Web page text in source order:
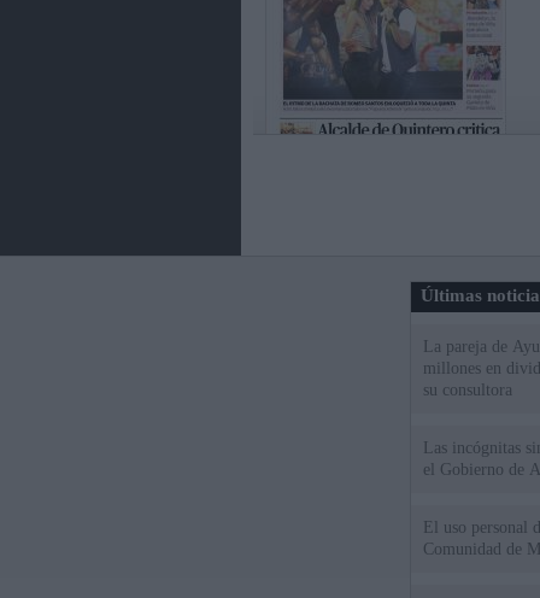
Últimas
La pareja de
millones en
su consultora
Las incógnitas
el Gobierno de
El uso personal
Comunidad de